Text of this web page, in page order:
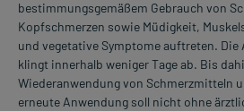
bestimmungsgemäßem Gebrauch von
Kopfschmerzen sowie Müdigkeit,
und vegetative Symptome auftreten.
klingt innerhalb weniger Tage ab. Bis
Wiederanwendung von Schmerzmitteln
erneute Anwendung soll nicht ohne